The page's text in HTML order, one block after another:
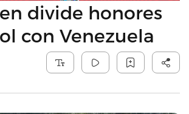
divide honores
con Venezuela